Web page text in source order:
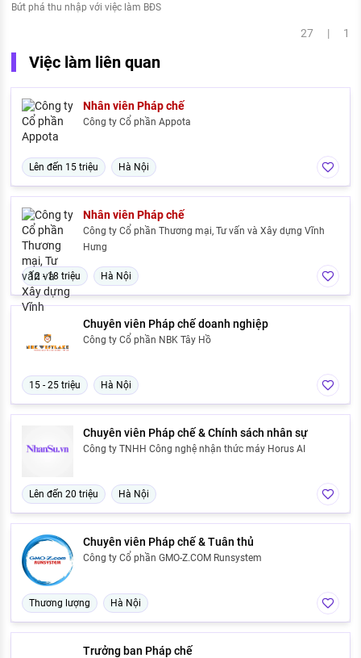
Bứt phá thu nhập với việc làm BĐS
27 | 1
Việc làm liên quan
Nhân viên Pháp chế
Công ty Cổ phần Appota
Lên đến 15 triệu Hà Nội
Nhân viên Pháp chế
Công ty Cổ phần Thương mại, Tư vấn và Xây dựng Vĩnh
Hưng
12 - 18 triệu Hà Nội
Chuyên viên Pháp chế doanh nghiệp
Công ty Cổ phần NBK Tây Hồ
15 - 25 triệu Hà Nội
Chuyên viên Pháp chế & Chính sách nhân sự
Công ty TNHH Công nghệ nhận thức máy Horus AI
Lên đến 20 triệu Hà Nội
Chuyên viên Pháp chế & Tuân thủ
Công ty Cổ phần GMO-Z.COM Runsystem
Thương lượng Hà Nội
Trưởng ban Pháp chế